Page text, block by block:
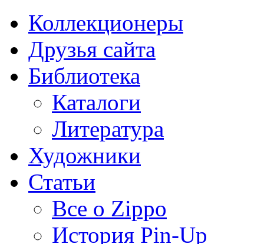
Коллекционеры
Друзья сайта
Библиотека
Каталоги
Литература
Художники
Статьи
Все о Zippo
История Pin-Up